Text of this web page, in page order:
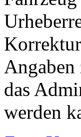
das
werden